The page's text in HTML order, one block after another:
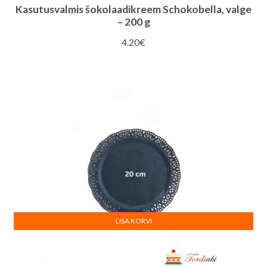
Kasutusvalmis šokolaadikreem Schokobella, valge
– 200 g
4.20€
LISA KORVI